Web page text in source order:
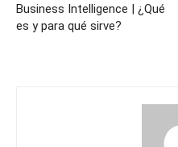
Business Intelligence | ¿Qué
es y para qué sirve?